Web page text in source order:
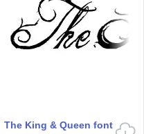
The King & Queen font